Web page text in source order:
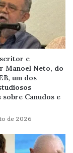
e
Manoel Neto, do
um dos
Canudos e
de 2026